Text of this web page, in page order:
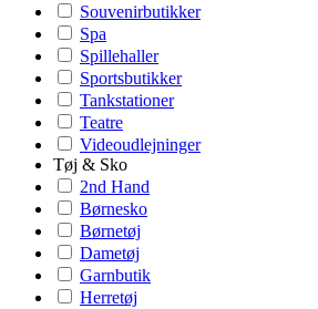
Souvenirbutikker
Spa
Spillehaller
Sportsbutikker
Tankstationer
Teatre
Videoudlejninger
Tøj & Sko
2nd Hand
Børnesko
Børnetøj
Dametøj
Garnbutik
Herretøj